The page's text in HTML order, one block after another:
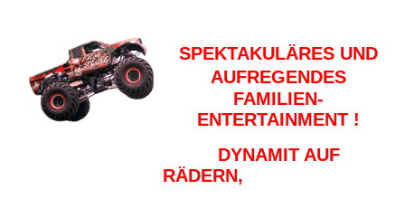
SPEKTAKULÄRES UND
AUFREGENDES
FAMILIEN-
ENTERTAINMENT !
DYNAMIT AUF
RÄDERN,